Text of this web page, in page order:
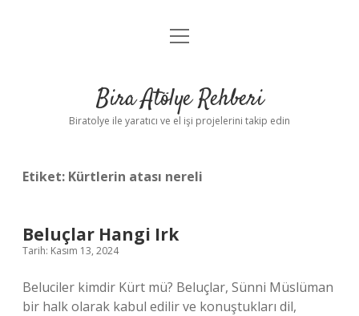
Anasayfa
Yasal Uyarı
menüyü
Bira Atölye Rehberi
Biratolye ile yaratıcı ve el işi projelerini takip edin
Etiket: Kürtlerin atası nereli
Beluçlar Hangi Irk
Tarih: Kasım 13, 2024
Beluciler kimdir Kürt mü? Beluçlar, Sünni Müslüman
bir halk olarak kabul edilir ve konuştukları dil,